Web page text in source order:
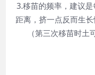
3.移苗的频率，建议
距离，挤一点反而生
（第三次移苗时土